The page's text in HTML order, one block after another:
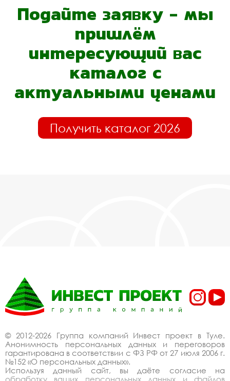
Подайте заявку - мы
пришлём
интересующий вас
каталог с
актуальными ценами
Получить каталог 2026
© 2012-2026 Группа компаний Инвест проект в Туле.
Анонимность персональных данных и переговоров
гарантирована в соответствии с ФЗ РФ от 27 июля 2006 г.
№152 «О персональных данных».
Используя данный сайт, вы даёте согласие на
обработку ваших персональных данных и файлов